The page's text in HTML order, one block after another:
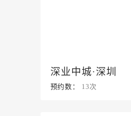
深业中城·深圳
预约数： 13次